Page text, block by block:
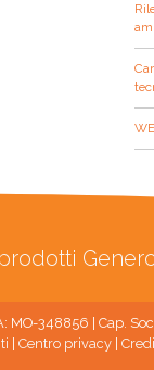
MO-348856 | Cap.
Centro privacy|